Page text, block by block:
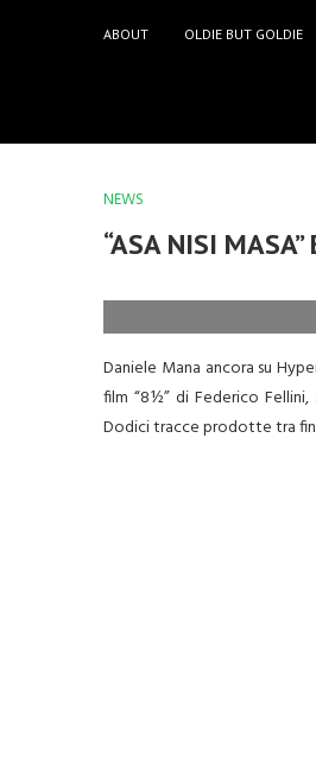
ABOUT OLDIE BUT GOLDIE
NEWS
“ASA NISI
Daniele Mana ancora su
film “8½” di Federico
Dodici tracce prodotte tra